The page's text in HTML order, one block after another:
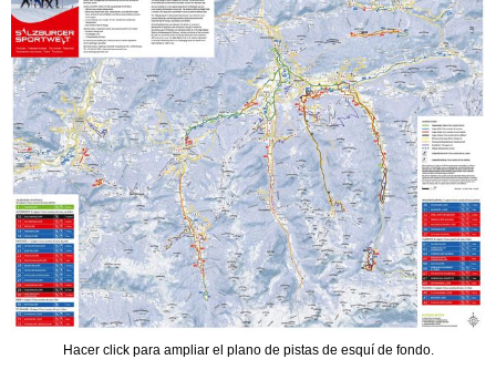
Hacer click para ampliar el plano de pistas de esquí de fondo.